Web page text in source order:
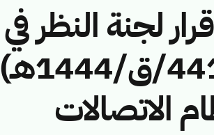
لجنة النظر في
مخالفات نظام الاتصالات رقم (4411415/ق/1444هـ)
الاتصالات